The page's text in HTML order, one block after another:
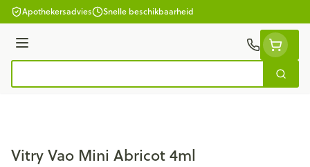
Ga naar de inhoud
Apothekersadvies Snelle beschikbaarheid
Menu
Zoek
Vitry Vao Mini Abricot 4ml